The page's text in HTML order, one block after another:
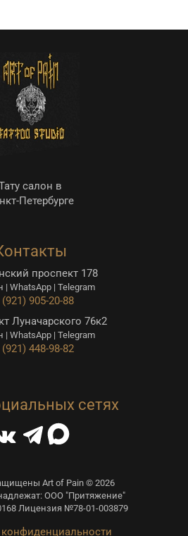
салон в
Петербурге
проспект 178
| WhatsApp | Telegram
905-20-88
Луначарского 76к2
| WhatsApp | Telegram
448-98-82
сетях
Art of Pain © 2026
ООО "Притяжение"
Лицензия №78-01-003879